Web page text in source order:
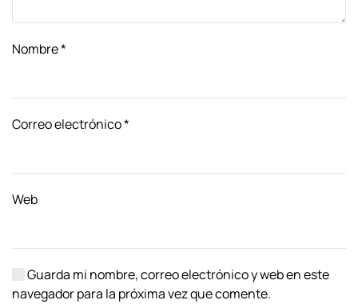
Nombre*
Correo electrónico*
Web
Guarda mi nombre, correo electrónico y web en este
navegador para la próxima vez que comente.